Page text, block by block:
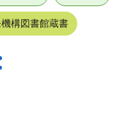
構図書館蔵書